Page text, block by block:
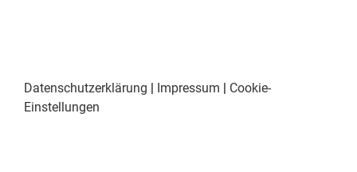
Datenschutzerklärung | Impressum | Cookie-
Einstellungen